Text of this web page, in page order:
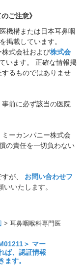
ご注意》
機構または日本耳鼻咽
掲載しています。
式会社および株式会
います。 正確な情報掲
るものではありませ
前に必ず該当の医院
ーカンパニー株式会
の責任を一切負わない
が、 お問い合わせフ
いたします。
> 耳鼻咽喉科専門医